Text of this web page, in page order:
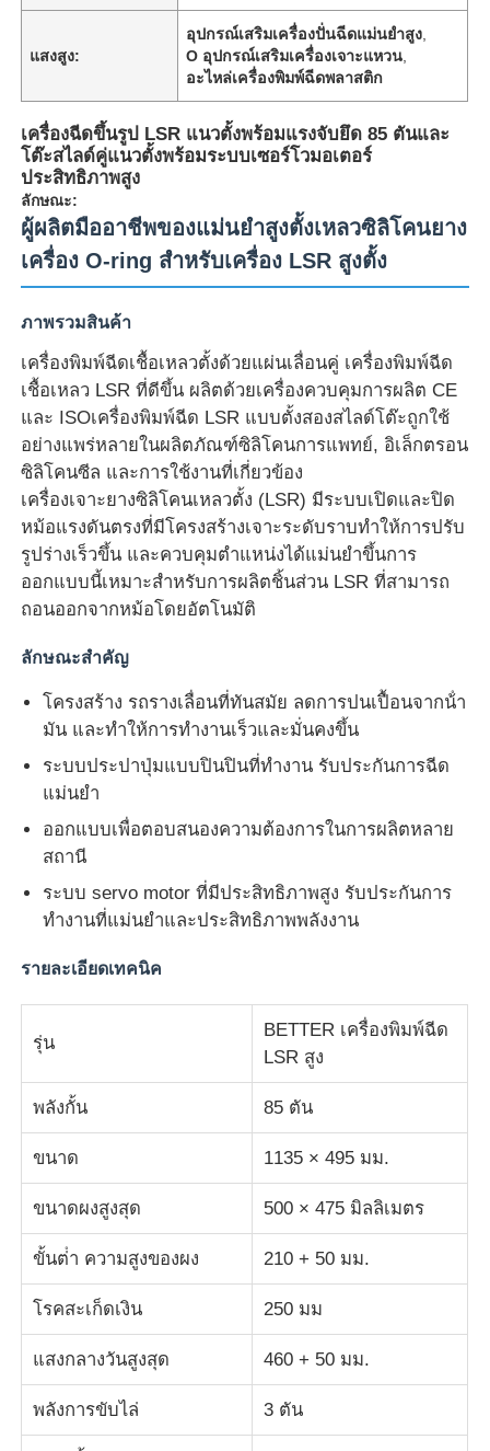
ผลิตภัณฑ์
เกี่ยวกับเรา
ควบคุมคุณภาพ
ติดต่อเรา
ข่าว
ทุกกรณี
ขออ้าง
เครื่องฉีดพลาสติก LSR
แสงสูง:
อุปกรณ์เสริมเครื่องปั่นฉีดแม่นยําสูง
O อุปกรณ์เสริมเครื่องเจาะแหวน
อะไหล่เครื่องพิมพ์ฉีดพลาสติก
เครื่องฉีดขึ้นรูป LSR แนวตั้งพร้อมแรงจับยึด 85 ตันและ
โต๊ะสไลด์คู่แนวตั้งพร้อมระบบเซอร์โวมอเตอร์
ประสิทธิภาพสูง
ลักษณะ:
ผู้ผลิตมืออาชีพของแม่นยําสูงตั้งเหลวซิลิโคนยาง
เครื่อง O-ring สําหรับเครื่อง LSR สูงตั้ง
ภาพรวมสินค้า
เครื่องพิมพ์ฉีดเชื้อเหลวตั้งด้วยแผ่นเลื่อนคู่ เครื่องพิมพ์ฉีด
เชื้อเหลว LSR ที่ดีขึ้น ผลิตด้วยเครื่องควบคุมการผลิต CE
และ ISOเครื่องพิมพ์ฉีด LSR แบบตั้งสองสไลด์โต๊ะถูกใช้
อย่างแพร่หลายในผลิตภัณฑ์ซิลิโคนการแพทย์, อิเล็กตรอน
ซิลิโคนซีล และการใช้งานที่เกี่ยวข้อง
เครื่องเจาะยางซิลิโคนเหลวตั้ง (LSR) มีระบบเปิดและปิด
หม้อแรงดันตรงที่มีโครงสร้างเจาะระดับราบทําให้การปรับ
รูปร่างเร็วขึ้น และควบคุมตําแหน่งได้แม่นยําขึ้นการ
ออกแบบนี้เหมาะสําหรับการผลิตชิ้นส่วน LSR ที่สามารถ
ถอนออกจากหม้อโดยอัตโนมัติ
ลักษณะสําคัญ
โครงสร้าง รถรางเลื่อนที่ทันสมัย ลดการปนเปื้อนจากน้ํา
มัน และทําให้การทํางานเร็วและมั่นคงขึ้น
ระบบประปาปุ่มแบบปินปินที่ทํางาน รับประกันการฉีด
แม่นยํา
ออกแบบเพื่อตอบสนองความต้องการในการผลิตหลาย
สถานี
ระบบ servo motor ที่มีประสิทธิภาพสูง รับประกันการ
ทํางานที่แม่นยําและประสิทธิภาพพลังงาน
รายละเอียดเทคนิค
รุ่น
BETTER เครื่องพิมพ์ฉีด
LSR สูง
พลังกั้น 85 ตัน
ขนาด 1135 × 495 มม.
ขนาดผงสูงสุด 500 × 475 มิลลิเมตร
ขั้นต่ํา ความสูงของผง 210 + 50 มม.
โรคสะเก็ดเงิน 250 มม
แสงกลางวันสูงสุด 460 + 50 มม.
พลังการขับไล่ 3 ตัน